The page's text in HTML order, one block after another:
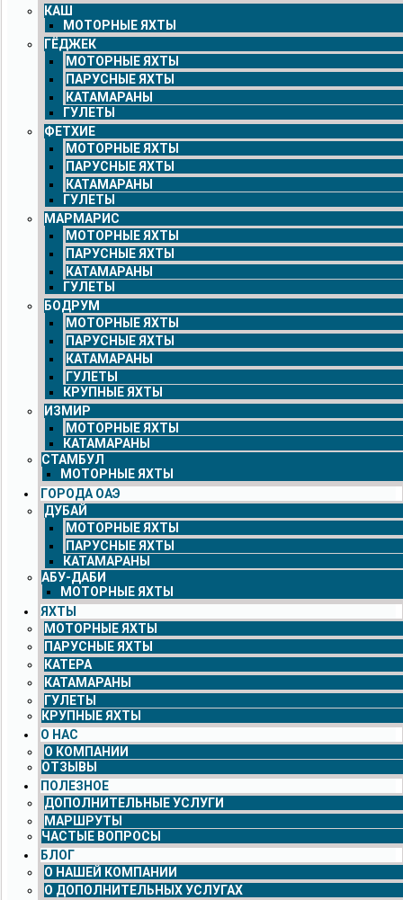
КАШ
МОТОРНЫЕ ЯХТЫ
ГЁДЖЕК
МОТОРНЫЕ ЯХТЫ
ПАРУСНЫЕ ЯХТЫ
КАТАМАРАНЫ
ГУЛЕТЫ
ФЕТХИЕ
МОТОРНЫЕ ЯХТЫ
ПАРУСНЫЕ ЯХТЫ
КАТАМАРАНЫ
ГУЛЕТЫ
МАРМАРИС
МОТОРНЫЕ ЯХТЫ
ПАРУСНЫЕ ЯХТЫ
КАТАМАРАНЫ
ГУЛЕТЫ
БОДРУМ
МОТОРНЫЕ ЯХТЫ
ПАРУСНЫЕ ЯХТЫ
КАТАМАРАНЫ
ГУЛЕТЫ
КРУПНЫЕ ЯХТЫ
ИЗМИР
МОТОРНЫЕ ЯХТЫ
КАТАМАРАНЫ
СТАМБУЛ
МОТОРНЫЕ ЯХТЫ
ГОРОДА ОАЭ
ДУБАЙ
МОТОРНЫЕ ЯХТЫ
ПАРУСНЫЕ ЯХТЫ
КАТАМАРАНЫ
АБУ-ДАБИ
МОТОРНЫЕ ЯХТЫ
ЯХТЫ
МОТОРНЫЕ ЯХТЫ
ПАРУСНЫЕ ЯХТЫ
КАТЕРА
КАТАМАРАНЫ
ГУЛЕТЫ
КРУПНЫЕ ЯХТЫ
О НАС
О КОМПАНИИ
ОТЗЫВЫ
ПОЛЕЗНОЕ
ДОПОЛНИТЕЛЬНЫЕ УСЛУГИ
МАРШРУТЫ
ЧАСТЫЕ ВОПРОСЫ
БЛОГ
О НАШЕЙ КОМПАНИИ
О ДОПОЛНИТЕЛЬНЫХ УСЛУГАХ